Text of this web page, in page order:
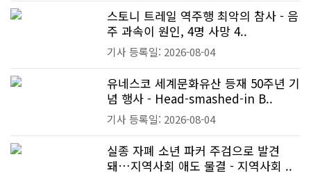
스토니 트레일 역주행 최악의 참사 - 음
주 과속이 원인, 4명 사망 4..
기사 등록일: 2026-08-04
유네스코 세계문화유산 등재 50주년 기
념 행사 - Head-smashed-in B..
기사 등록일: 2026-08-04
실종 자폐 소년 파커 주검으로 발견
돼…지역사회 애도 물결 - 지역사회 ..